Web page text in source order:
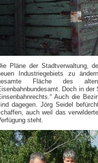
Pläne der Stadtverwaltung,
Industriegebiets zu
Fläche des alten
Doch in
Auch die
dagegen. Jörg Seidel
auch weil das
steht.